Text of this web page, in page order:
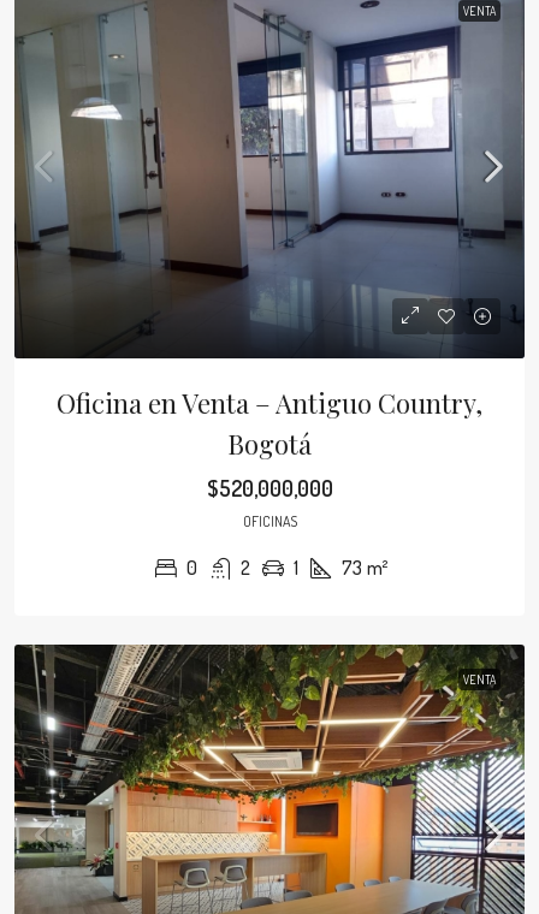
VENTA
Oficina en Venta – Antiguo Country,
Bogotá
$520,000,000
OFICINAS
0 2 1 73 m²
VENTA